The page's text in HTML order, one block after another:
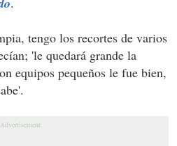
tengo los recortes de varios
'le quedará grande la
equipos pequeños le fue bien,